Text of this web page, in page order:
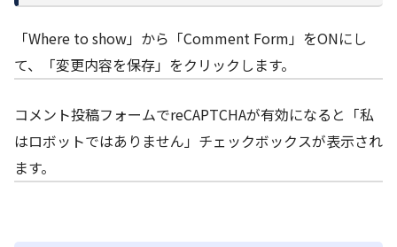
「Where to show」から「Comment Form」をONにし
て、「変更内容を保存」をクリックします。
コメント投稿フォームでreCAPTCHAが有効になると「私
はロボットではありません」チェックボックスが表示され
ます。